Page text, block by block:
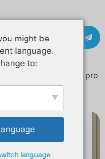
Kontakt
Mobile Food Truck pro
s certifikací CE
might be
language.
to:
language